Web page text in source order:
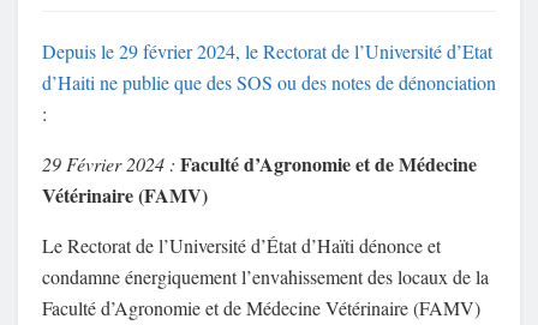
Depuis le 29 février 2024, le Rectorat de l’Université d’Etat
d’Haiti ne publie que des SOS ou des notes de dénonciation
:
29 Février 2024 : Faculté d’Agronomie et de Médecine
Vétérinaire (FAMV)
Le Rectorat de l’Université d’État d’Haïti dénonce et
condamne énergiquement l’envahissement des locaux de la
Faculté d’Agronomie et de Médecine Vétérinaire (FAMV)